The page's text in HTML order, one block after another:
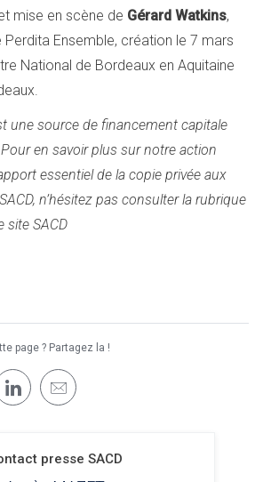
mise en scène de Gérard Watkins,
Ensemble, création le 7 mars
National de Bordeaux en Aquitaine
une source de financement capitale
en savoir plus sur notre action
essentiel de la copie privée aux
n’hésitez pas consulter la rubrique
site SACD
page ? Partagez la !
presse SACD